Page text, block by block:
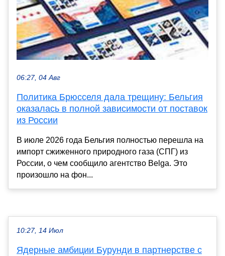
06:27, 04 Авг
Политика Брюсселя дала трещину: Бельгия
оказалась в полной зависимости от поставок
из России
В июле 2026 года Бельгия полностью перешла на
импорт сжиженного природного газа (СПГ) из
России, о чем сообщило агентство Belga. Это
произошло на фон...
10:27, 14 Июл
Ядерные амбиции Бурунди в партнерстве с